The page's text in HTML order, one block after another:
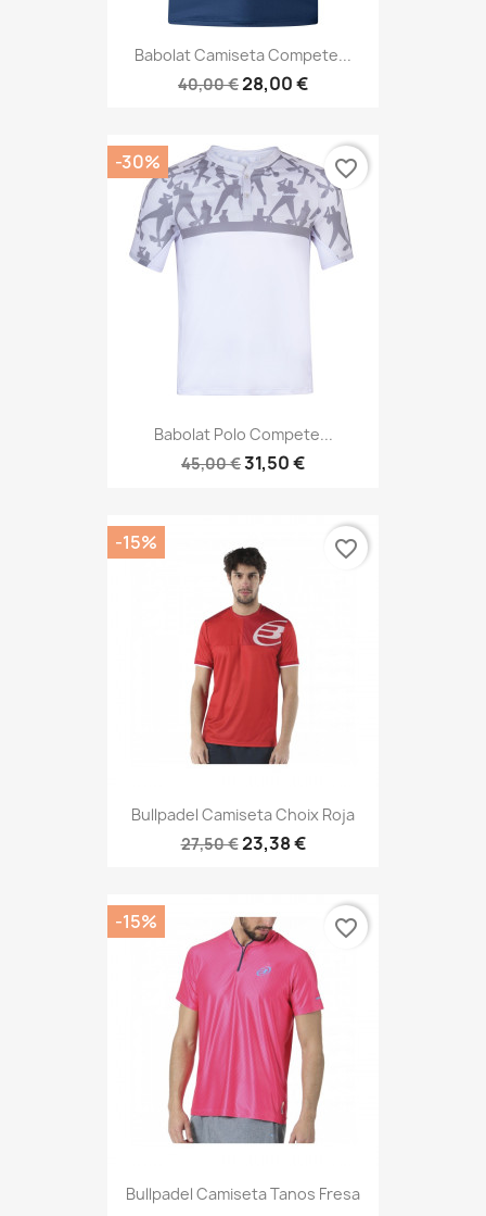
Babolat Camiseta Compete...
40,00 €28,00 €
Babolat Polo Compete...
45,00 €31,50 €
-30% favorite_border
Bullpadel Camiseta Choix Roja
27,50 €23,38 €
-15% favorite_border
Bullpadel Camiseta Tanos Fresa
-15% favorite_border